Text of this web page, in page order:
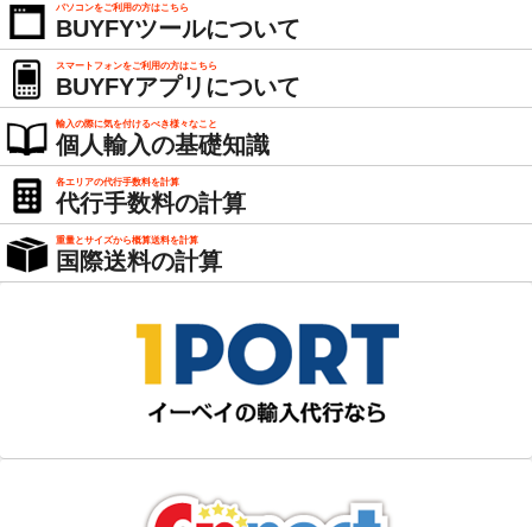
パソコンをご利用の方はこちら
BUYFYツールについて
スマートフォンをご利用の方はこちら
BUYFYアプリについて
輸入の際に気を付けるべき様々なこと
個人輸入の基礎知識
各エリアの代行手数料を計算
代行手数料の計算
重量とサイズから概算送料を計算
国際送料の計算